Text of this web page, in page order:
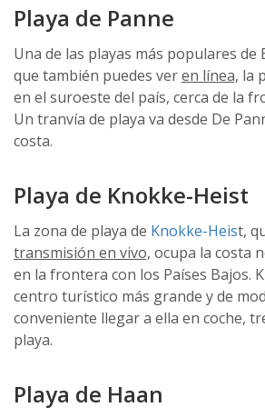
Playa de Panne
Una de las playas más populares de
que también puedes veren línea, la
en el suroeste del país, cerca de la
Un tranvía de playa va desde De
costa.
Playa de Knokke-Heist
La zona de playa de Knokke-Heist,
transmisión en vivo, ocupa la costa
en la frontera con los Países Bajos.
centro turístico más grande y de
conveniente llegar a ella en coche,
playa.
Playa de Haan